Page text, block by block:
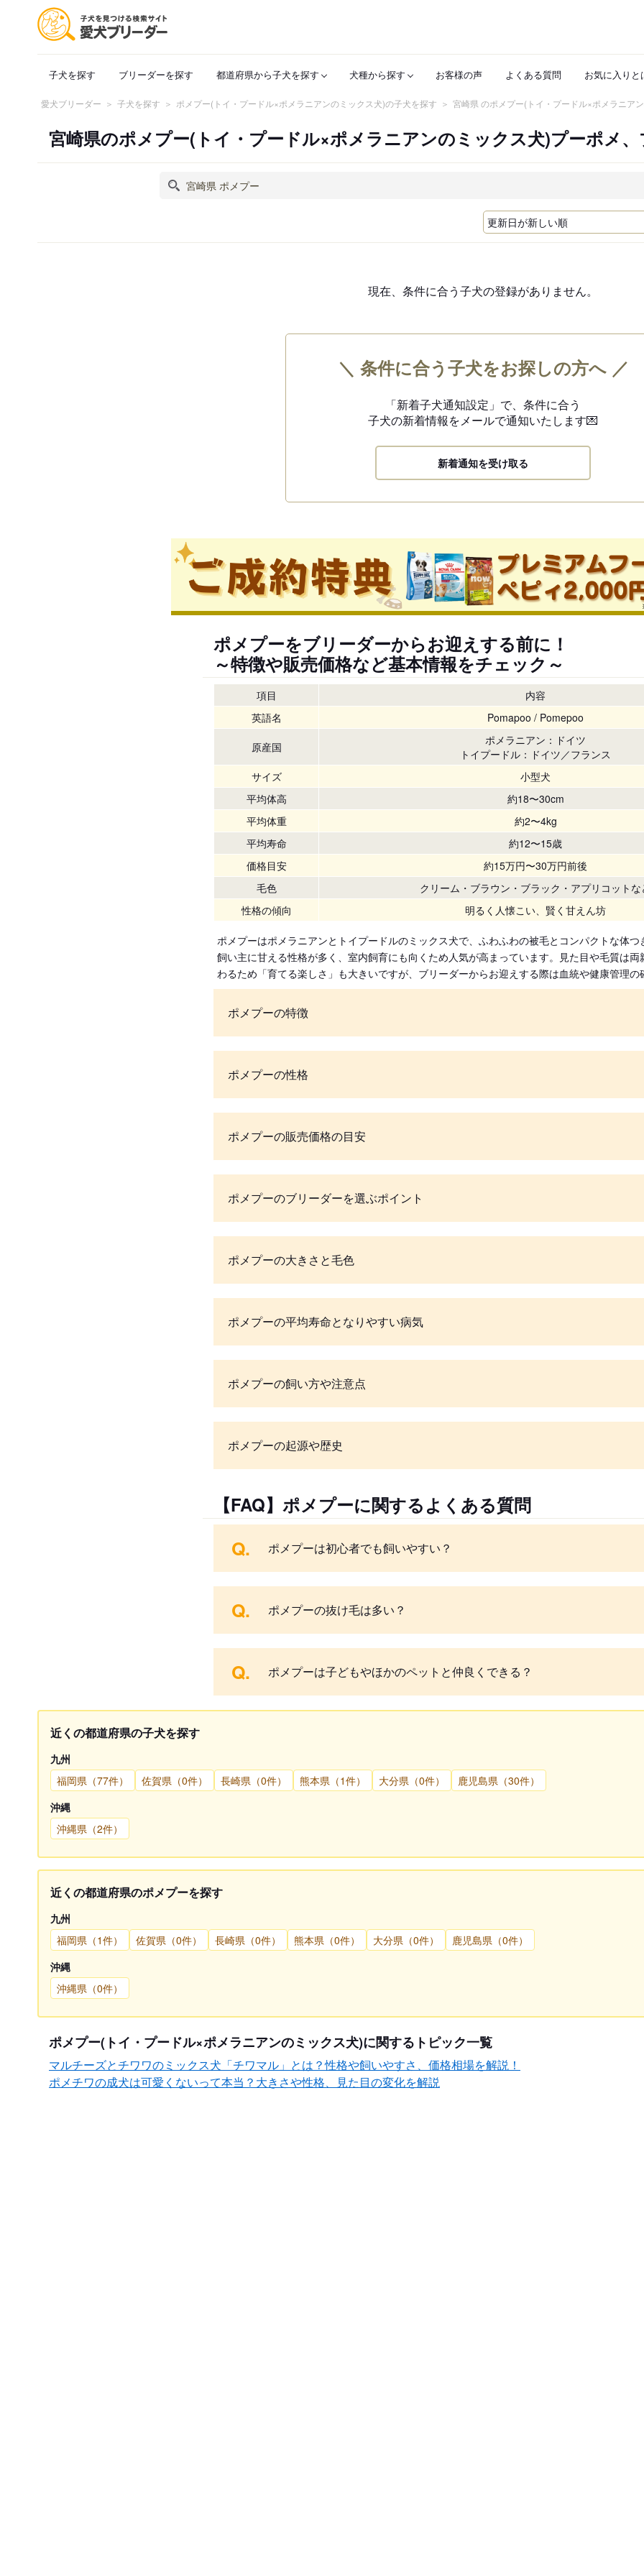
子犬を探す ブリーダーを探す 都道府県から子犬を探す 犬種から探す お客様の声 よくある質問 お気に入りと
愛犬ブリーダー 子犬を探す ポメプー(トイ・プードル×ポメラニアンのミックス犬)の子犬を探す 宮崎県 のポメプー(トイ・プードル×ポメラニア
宮崎県のポメプー(トイ・プードル×ポメラニアンのミックス犬)プーポメ
現在、条件に合う子犬の登録がありません。
＼ 条件に合う子犬をお探しの方へ ／
「新着子犬通知設定」で、 条件に合う
子犬の新着情報をメールで通知いたします💌
新着通知を受け取る
ポメプーをブリーダーからお迎えする前に！
～特徴や販売価格など基本情報をチェック～
項目
内容
英語名
Pomapoo / Pomepoo
原産国
ポメラニアン：ドイツ
トイプードル：ドイツ／フランス
サイズ
小型犬
平均体高
約18〜30cm
平均体重
約2〜4kg
平均寿命
約12〜15歳
価格目安
約15万円〜30万円前後
毛色
クリーム・ブラウン・ブラック・アプリコットな
性格の傾向
明るく人懐こい、賢く甘えん坊
ポメプーはポメラニアンとトイプードルのミックス犬で、ふわふわの被毛とコンパクトな体
飼い主に甘える性格が多く、室内飼育にも向くため人気が高まっています。見た目や毛質は
わるため「育てる楽しさ」も大きいですが、ブリーダーからお迎えする際は血統や健康管理の
ポメプーの特徴
ポメプーの性格
ポメプーの販売価格の目安
ポメプーのブリーダーを選ぶポイント
ポメプーの大きさと毛色
ポメプーの平均寿命となりやすい病気
ポメプーの飼い方や注意点
ポメプーの起源や歴史
【FAQ】ポメプーに関するよくある質問
Q. ポメプーは初心者でも飼いやすい？
Q. ポメプーの抜け毛は多い？
Q. ポメプーは子どもやほかのペットと仲良くできる？
近くの都道府県の子犬を探す
九州
福岡県（77件）
佐賀県（0件） 長崎県（0件） 熊本県（1件） 大分県（0件）
鹿児島県（30件）
沖縄
沖縄県（2件）
近くの都道府県のポメプーを探す
九州
福岡県（1件）
佐賀県（0件） 長崎県（0件） 熊本県（0件） 大分県（0件）
鹿児島県（0件）
沖縄
沖縄県（0件）
ポメプー(トイ・プードル×ポメラニアンのミックス犬)に関するトピック一覧
マルチーズとチワワのミックス犬「チワマル」とは？性格や飼いやすさ、価格相場を解説！
ポメチワの成犬は可愛くないって本当？大きさや性格、見た目の変化を解説